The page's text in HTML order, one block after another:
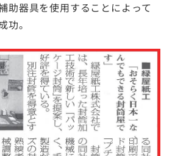
助器具を使用することによって
功。